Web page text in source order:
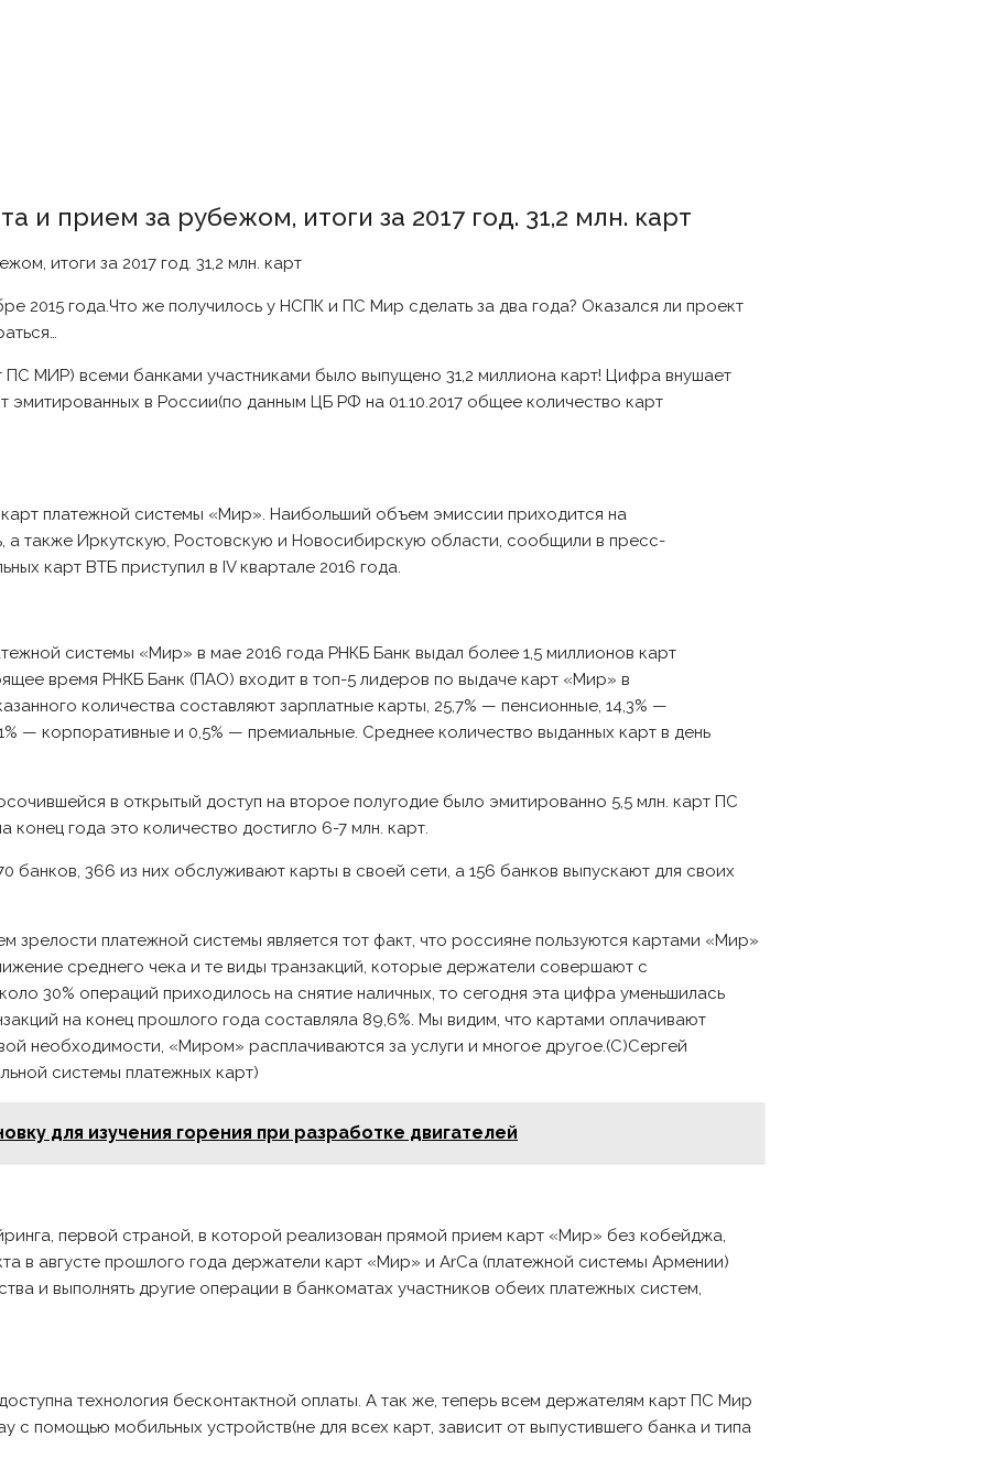
и прием за рубежом, итоги за 2017 год. 31,2 млн. карт
2015 года.Что же получилось у НСПК и ПС Мир сделать за два года? Оказался ли проект
ПС МИР) всеми банками участниками было выпущено 31,2 миллиона карт! Цифра внушает
эмитированных в России(по данным ЦБ РФ на 01.10.2017 общее количество карт
платежной системы «Мир». Наибольший объем эмиссии приходится на
а также Иркутскую, Ростовскую и Новосибирскую области, сообщили в пресс-
карт ВТБ приступил в IV квартале 2016 года.
системы «Мир» в мае 2016 года РНКБ Банк выдал более 1,5 миллионов карт
время РНКБ Банк (ПАО) входит в топ-5 лидеров по выдаче карт «Мир» в
количества составляют зарплатные карты, 25,7% — пенсионные, 14,3% —
— корпоративные и 0,5% — премиальные. Среднее количество выданных карт в день
в открытый доступ на второе полугодие было эмитированно 5,5 млн. карт ПС
года это количество достигло 6-7 млн. карт.
366 из них обслуживают карты в своей сети, а 156 банков выпускают для своих
зрелости платежной системы является тот факт, что россияне пользуются картами «Мир»
среднего чека и те виды транзакций, которые держатели совершают с
30% операций приходилось на снятие наличных, то сегодня эта цифра уменьшилась
на конец прошлого года составляла 89,6%. Мы видим, что картами оплачивают
необходимости, «Миром» расплачиваются за услуги и многое другое.(С)Сергей
системы платежных карт)
для изучения горения при разработке двигателей
первой страной, в которой реализован прямой прием карт «Мир» без кобейджа,
в августе прошлого года держатели карт «Мир» и ArCa (платежной системы Армении)
и выполнять другие операции в банкоматах участников обеих платежных систем,
технология бесконтактной оплаты. А так же, теперь всем держателям карт ПС Мир
с помощью мобильных устройств(не для всех карт, зависит от выпустившего банка и типа